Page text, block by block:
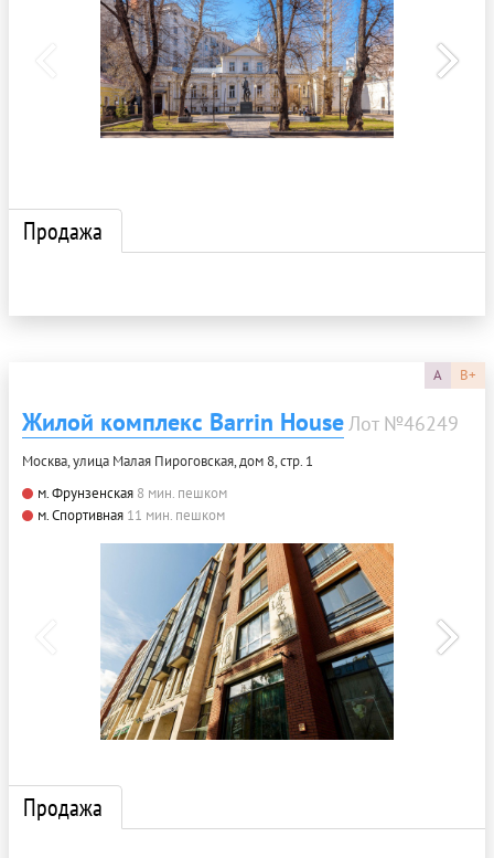
Продажа
A B+
Жилой комплекс Barrin HouseЛот №46249
Москва, улица Малая Пироговская, дом 8, стр. 1
м. Фрунзенская 8 мин. пешком
м. Спортивная 11 мин. пешком
Продажа